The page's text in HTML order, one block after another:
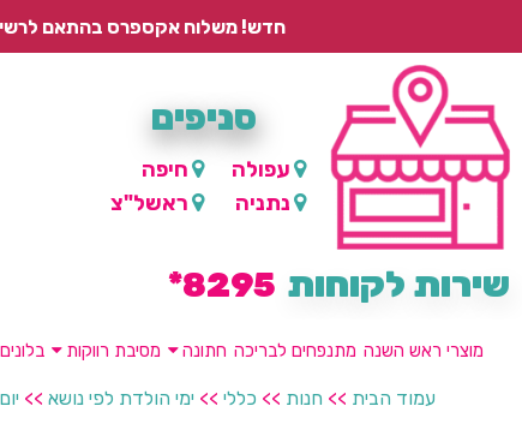
חדש! משלוח אקספרס בהתאם לרשימת היישובים – עד 2 ימי עסקים, ועד 4 ימי עסקים למוצרים
סניפים
עפולה
חיפה
נתניה
ראשל"צ
שירות לקוחות 8295*
מוצרי ראש השנה מתנפחים לבריכה חתונה מסיבת רווקות בלונים
עמוד הבית >> חנות >> כללי >> ימי הולדת לפי נושא >>